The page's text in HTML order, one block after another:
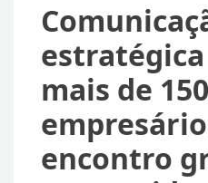
mais de 150
encontro